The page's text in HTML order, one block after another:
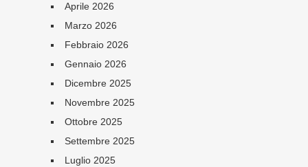
Aprile 2026
Marzo 2026
Febbraio 2026
Gennaio 2026
Dicembre 2025
Novembre 2025
Ottobre 2025
Settembre 2025
Luglio 2025